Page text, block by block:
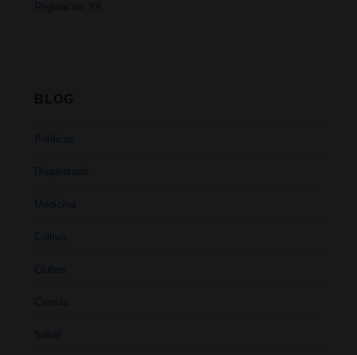
Regulación YA
Políticas
Dispensario
Medicina
Cultivo
Clubes
Ciencia
Salud